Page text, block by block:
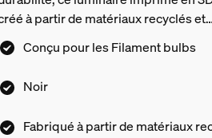
à partir de matériaux recyclés et
biocirculaires.
Conçu pour les Filament bulbs
Noir
Fabriqué à partir de matériaux